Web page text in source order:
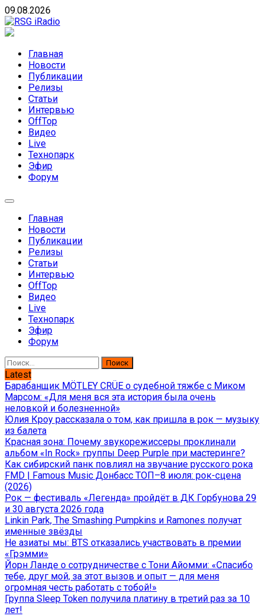
Skip
to
content
09.08.2026
направлений без возрастных ограничений
Главная
Новости
Публикации
Релизы
Статьи
Интервью
OffTop
Видео
Live
Технопарк
Эфир
Форум
Главная
Новости
Публикации
Релизы
Статьи
Интервью
OffTop
Видео
Live
Технопарк
Эфир
Форум
Найти:
Latest
Барабанщик MÖTLEY CRÜE о судебной тяжбе с Миком
Марсом: «Для меня вся эта история была очень
неловкой и болезненной»
Юлия Кроу рассказала о том, как пришла в рок — музыку
из балета
Красная зона: Почему звукорежиссеры проклинали
альбом «In Rock» группы Deep Purple при мастеринге?
Как сибирский панк повлиял на звучание русского рока
FMD | Famous Music Донбасс ТОП–8 июля: рок-сцена
(2026)
Рок — фестиваль «Легенда» пройдёт в ДК Горбунова 29
и 30 августа 2026 года
Linkin Park, The Smashing Pumpkins и Ramones получат
именные звёзды
Не азиаты мы: BTS отказались участвовать в премии
«Грэмми»
Йорн Ланде о сотрудничестве с Тони Айомми: «Спасибо
тебе, друг мой, за этот вызов и опыт — для меня
огромная честь работать с тобой!»
Группа Sleep Token получила платину в третий раз за 10
лет!